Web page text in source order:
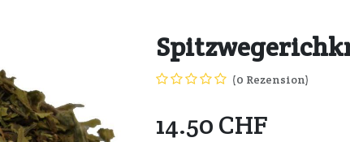
(0 Rezension)
14.50CHF